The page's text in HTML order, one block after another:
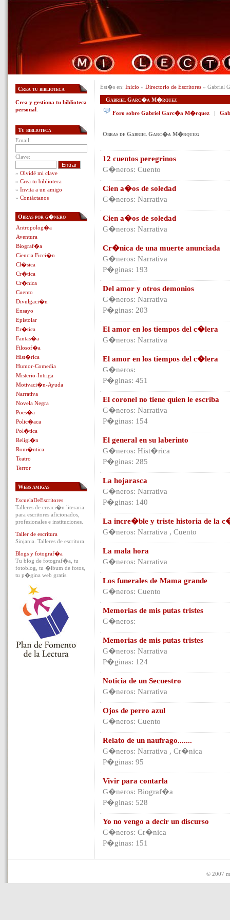
Est�s en: Inicio » Directorio de Escritores » Gabriel
Gabriel Garc�a M�rquez
Foro sobre Gabriel Garc�a M�rquez |
Obras de Gabriel Garc�a M�rquez:
12 cuentos peregrinos
G�neros: Cuento
Cien a�os de soledad
G�neros: Narrativa
Cien a�os de soledad
G�neros: Narrativa
Cr�nica de una muerte anunciada
G�neros: Narrativa
P�ginas: 193
Del amor y otros demonios
G�neros: Narrativa
P�ginas: 203
El amor en los tiempos del c�lera
G�neros: Narrativa
El amor en los tiempos del c�lera
G�neros:
P�ginas: 451
El coronel no tiene quien le escriba
G�neros: Narrativa
P�ginas: 154
El general en su laberinto
G�neros: Hist�rica
P�ginas: 285
La hojarasca
G�neros: Narrativa
P�ginas: 140
La incre�ble y triste historia de la
G�neros: Narrativa , Cuento
La mala hora
G�neros: Narrativa
Los funerales de Mama grande
G�neros: Cuento
Memorias de mis putas tristes
G�neros:
Memorias de mis putas tristes
G�neros: Narrativa
P�ginas: 124
Noticia de un Secuestro
G�neros: Narrativa
Ojos de perro azul
G�neros: Cuento
Relato de un naufrago.......
G�neros: Narrativa , Cr�nica
P�ginas: 95
Vivir para contarla
G�neros: Biograf�a
P�ginas: 528
Yo no vengo a decir un discurso
G�neros: Cr�nica
P�ginas: 151
Crea tu biblioteca
Crea y gestiona tu biblioteca
personal
Tu biblioteca
Email:
Clave:
» Olvidé mi clave
» Crea tu biblioteca
» Invita a un amigo
» Contáctanos
Obras por g�nero
Antropolog�a
Aventura
Biograf�a
Ciencia Ficci�n
Cl�sica
Cr�tica
Cr�nica
Cuento
Divulgaci�n
Ensayo
Epistolar
Er�tica
Fantas�a
Filosof�a
Hist�rica
Humor-Comedia
Misterio-Intriga
Motivaci�n-Ayuda
Narrativa
Novela Negra
Poes�a
Polic�aca
Pol�tica
Religi�n
Rom�ntica
Teatro
Terror
Webs amigas
EscuelaDeEscritores
Talleres de creaci�n literaria
para escritores aficionados,
profesionales e instituciones.
Taller de escritura
Sinjania. Talleres de escritura.
Blogs y fotograf�a
Tu blog de fotograf�a, tu
fotoblog, tu �lbum de fotos,
tu p�gina web gratis.
© 2007